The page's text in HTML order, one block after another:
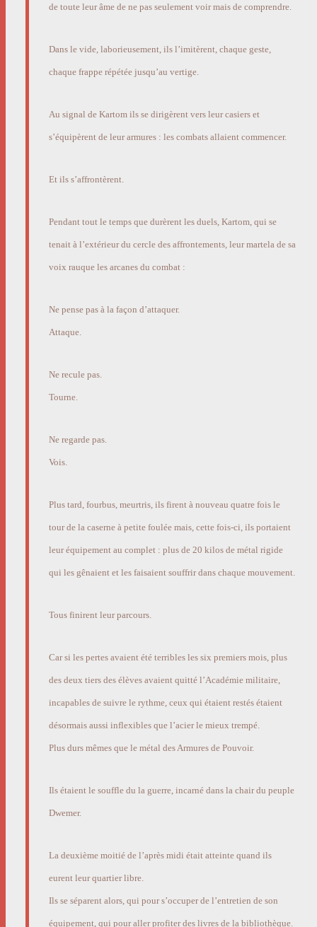
de toute leur âme de ne pas seulement voir mais de comprendre.
Dans le vide, laborieusement, ils l’imitèrent, chaque geste,
chaque frappe répétée jusqu’au vertige.
Au signal de Kartom ils se dirigèrent vers leur casiers et
s’équipèrent de leur armures : les combats allaient commencer.
Et ils s’affrontèrent.
Pendant tout le temps que durèrent les duels, Kartom, qui se
tenait à l’extérieur du cercle des affrontements, leur martela de sa
voix rauque les arcanes du combat :
Ne pense pas à la façon d’attaquer.
Attaque.
Ne recule pas.
Tourne.
Ne regarde pas.
Vois.
Plus tard, fourbus, meurtris, ils firent à nouveau quatre fois le
tour de la caserne à petite foulée mais, cette fois-ci, ils portaient
leur équipement au complet : plus de 20 kilos de métal rigide
qui les gênaient et les faisaient souffrir dans chaque mouvement.
Tous finirent leur parcours.
Car si les pertes avaient été terribles les six premiers mois, plus
des deux tiers des élèves avaient quitté l’Académie militaire,
incapables de suivre le rythme, ceux qui étaient restés étaient
désormais aussi inflexibles que l’acier le mieux trempé.
Plus durs mêmes que le métal des Armures de Pouvoir.
Ils étaient le souffle du la guerre, incarné dans la chair du peuple
Dwemer.
La deuxième moitié de l’après midi était atteinte quand ils
eurent leur quartier libre.
Ils se séparent alors, qui pour s’occuper de l’entretien de son
équipement, qui pour aller profiter des livres de la bibliothèque.